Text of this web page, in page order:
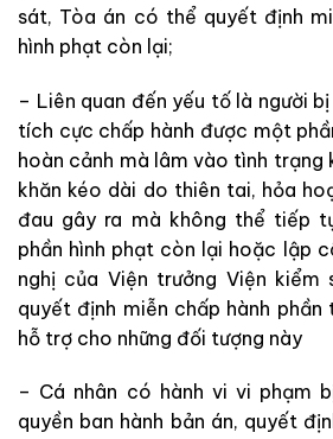
sát, Tòa án có thể quyết định
hình phạt còn lại;
– Liên quan đến yếu tố là người
tích cực chấp hành được một
hoàn cảnh mà lâm vào tình
khăn kéo dài do thiên tai, hỏa
đau gây ra mà không thể tiếp
phần hình phạt còn lại hoặc lập
nghị của Viện trưởng Viện
quyết định miễn chấp hành
hỗ trợ cho những đối tượng này
– Cá nhân có hành vi vi phạm
quyền ban hành bản án, quyết